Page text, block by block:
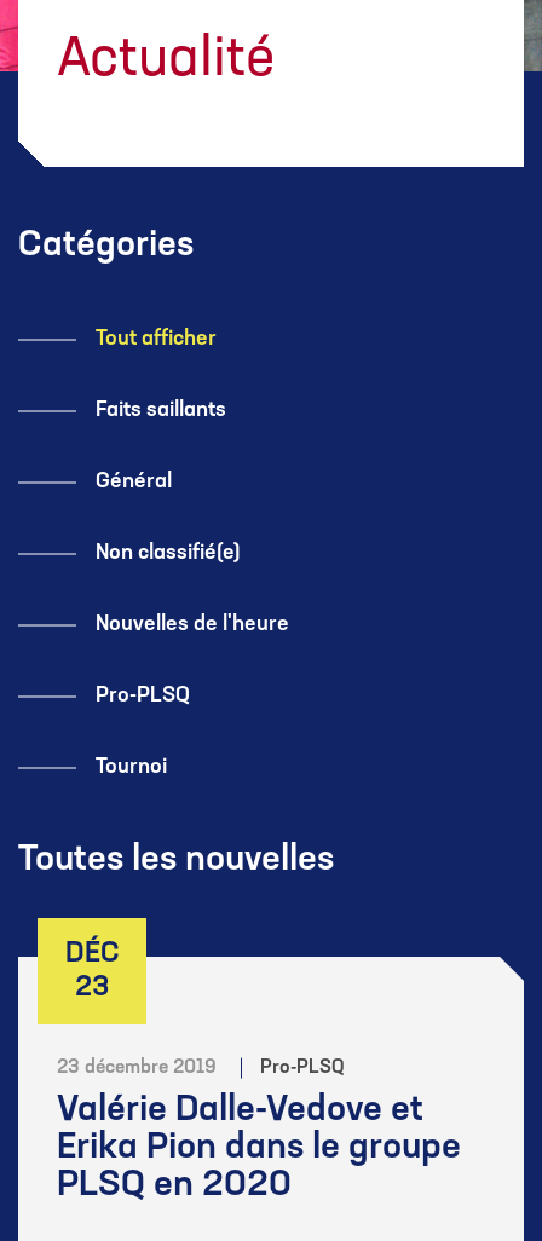
Actualité
Catégories
Tout afficher
Faits saillants
Général
Non classifié(e)
Nouvelles de l'heure
Pro-PLSQ
Tournoi
Toutes les nouvelles
DÉC
23
23 décembre 2019 Pro-PLSQ
Valérie Dalle-Vedove et
Erika Pion dans le groupe
PLSQ en 2020